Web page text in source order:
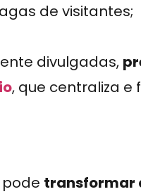
de visitantes;
divulgadas,
, que centraliza e
transformar